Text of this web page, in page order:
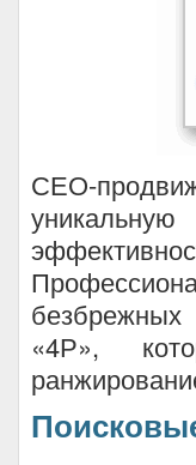
СЕО-
безбрежных
«4Р»,